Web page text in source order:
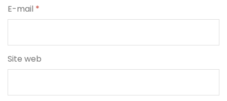
E-mail *
Site web